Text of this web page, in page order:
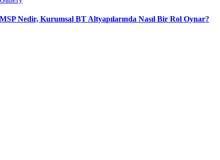
MSP Nedir, Kurumsal BT Altyapılarında Nasıl Bir Rol Oynar?